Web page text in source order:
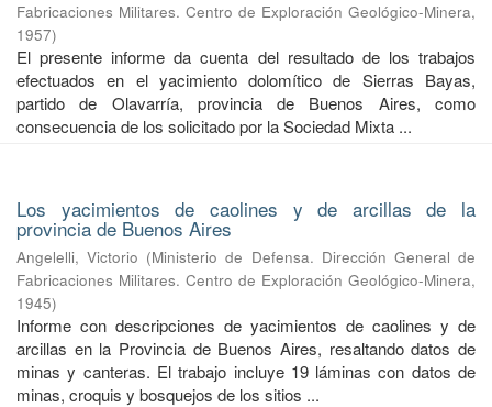
Fabricaciones Militares. Centro de Exploración Geológico-Minera,
1957)
El presente informe da cuenta del resultado de los trabajos
efectuados en el yacimiento dolomítico de Sierras Bayas,
partido de Olavarría, provincia de Buenos Aires, como
consecuencia de los solicitado por la Sociedad Mixta ...
Los yacimientos de caolines y de arcillas de la
provincia de Buenos Aires
Angelelli, Victorio (Ministerio de Defensa. Dirección General de
Fabricaciones Militares. Centro de Exploración Geológico-Minera,
1945)
Informe con descripciones de yacimientos de caolines y de
arcillas en la Provincia de Buenos Aires, resaltando datos de
minas y canteras. El trabajo incluye 19 láminas con datos de
minas, croquis y bosquejos de los sitios ...